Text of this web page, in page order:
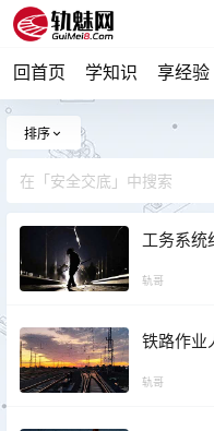
回首页 学知识 享经验
排序
工务系统
轨哥
铁路作业
轨哥